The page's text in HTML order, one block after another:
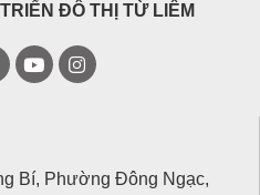
ĐÔ THỊ TỪ LIÊM
Bí, Phường Đông Ngạc,